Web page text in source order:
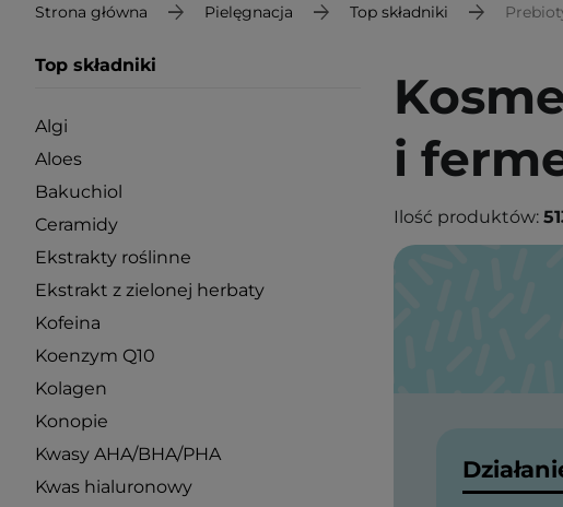
Strona główna Pielęgnacja Top składniki
Top składniki
Algi
Aloes
Bakuchiol
Ceramidy
Ekstrakty roślinne
Ekstrakt z zielonej herbaty
Kofeina
Koenzym Q10
Kolagen
Konopie
Kwasy AHA/BHA/PHA
Kwas hialuronowy
i
Ilość produktów: